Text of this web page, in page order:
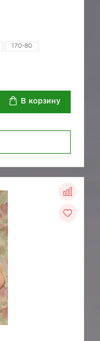
170-80
В корзину